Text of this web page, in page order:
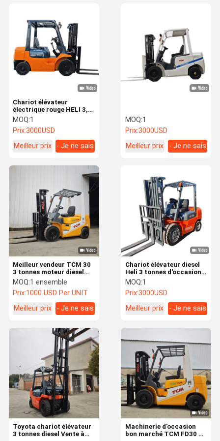
Aperçu Produits Vidéos
A Propos De
Nous
MOQ:1
Prix:3000USD
Meilleur prix
- Je ne sais
Chariot élévateur
électrique rouge HELI 3,5
tonnes, 4 mètres, avec
mât à deux étages, pour
l'entreposage logistique
MOQ:1
Prix:3000USD
Meilleur prix
- Je ne sais
Chariot élévateur diesel
Heli 3 tonnes d'occasion,
transmission manuelle de
qualité industrielle, mât
triplex orange, pneus
pleins, faible kilométrage
MOQ:1
Prix:3000USD
Meilleur prix
- Je ne sais
Meilleur vendeur TCM 30
3 tonnes moteur diesel
Toutes les pièces
d'origine Excellentes
conditions de travail en
stock Prix bas Vente de
chariot élévateur
MOQ:1 ensemble
Prix:1000 USD Per UNIT
Meilleur prix
- Je ne sais
Machinerie d'occasion
bon marché TCM FD30 3
Toyota chariot élévateur
3 tonnes diesel Vente à